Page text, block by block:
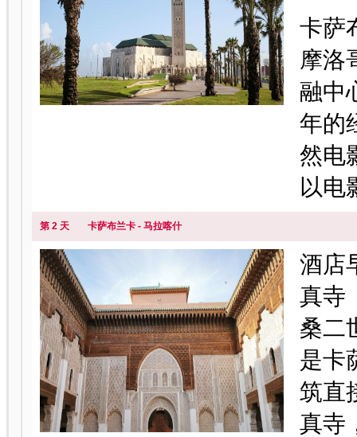
卡萨
摩洛
融中
年的
然电
以电
第 2 天 卡萨布兰卡 - 马拉喀什
酒店
真寺
桑二
是卡
筑直
真寺